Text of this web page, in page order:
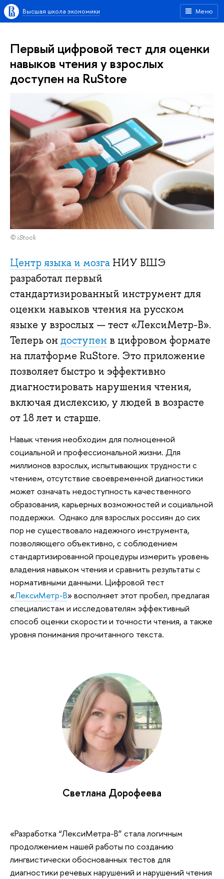
Меню
Высшая школа экономики
Первый цифровой тест для оценки
навыков чтения у взрослых
доступен на RuStore
© iStock
Центр языка и мозга НИУ ВШЭ
разработал первый
стандартизированный инструмент для
оценки навыков чтения на русском
языке у взрослых — тест «ЛексиМетр-В».
Теперь он доступен в цифровом формате
на платформе RuStore. Это приложение
позволяет быстро и эффективно
диагностировать нарушения чтения,
включая дислексию, у людей в возрасте
от 18 лет и старше.
Навык чтения необходим для полноценной
социальной и профессиональной жизни. Для
миллионов взрослых, испытывающих трудности с
чтением, отсутствие своевременной диагностики
может означать недоступность качественного
образования, карьерных возможностей и социальной
поддержки. Однако для взрослых россиян до сих
пор не существовало надежного инструмента,
позволяющего объективно, с соблюдением
стандартизированной процедуры измерить уровень
владения навыком чтения и сравнить результаты с
нормативными данными. Цифровой тест
«ЛексиМетр-В» восполняет этот пробел, предлагая
специалистам и исследователям эффективный
способ оценки скорости и точности чтения, а также
уровня понимания прочитанного текста.
Светлана Дорофеева
«Разработка “ЛексиМетра-В” стала логичным
продолжением нашей работы по созданию
лингвистически обоснованных тестов для
диагностики речевых нарушений и нарушений чтения